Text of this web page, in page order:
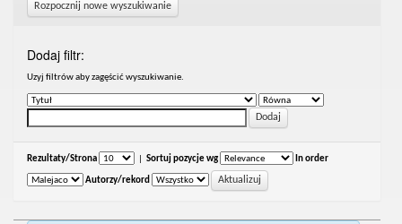
Rozpocznij nowe wyszukiwanie
Dodaj filtr:
Uzyj filtrów aby zagęścić wyszukiwanie.
Rezultaty/Strona Sortuj pozycje wg In order
Autorzy/rekord